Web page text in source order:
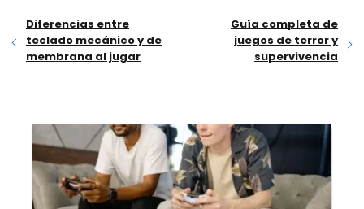
Diferencias entre
teclado mecánico y de
membrana al jugar
Guía completa de
juegos de terror y
supervivencia